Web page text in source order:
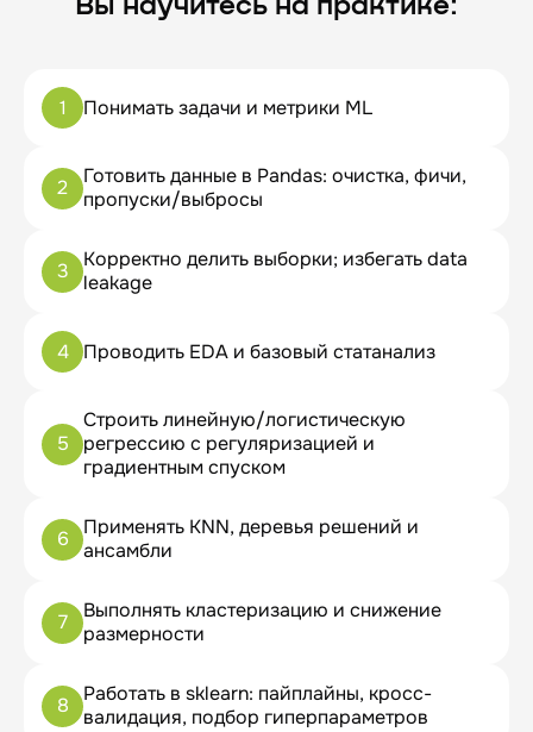
Вы научитесь на практике:
1 Понимать задачи и метрики ML
2
Готовить данные в Pandas: очистка, фичи,
пропуски/выбросы
3
Корректно делить выборки; избегать data
leakage
4 Проводить EDA и базовый статанализ
5
Строить линейную/логистическую
регрессию с регуляризацией и
градиентным спуском
6
Применять KNN, деревья решений и
ансамбли
7
Выполнять кластеризацию и снижение
размерности
8
Работать в sklearn: пайплайны, кросс-
валидация, подбор гиперпараметров